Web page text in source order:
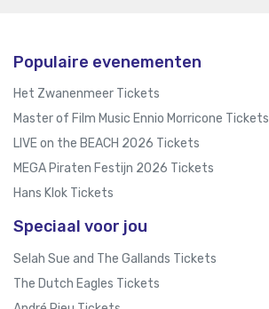
Populaire evenementen
Het Zwanenmeer Tickets
Master of Film Music Ennio Morricone Tickets
LIVE on the BEACH 2026 Tickets
MEGA Piraten Festijn 2026 Tickets
Hans Klok Tickets
Speciaal voor jou
Selah Sue and The Gallands Tickets
The Dutch Eagles Tickets